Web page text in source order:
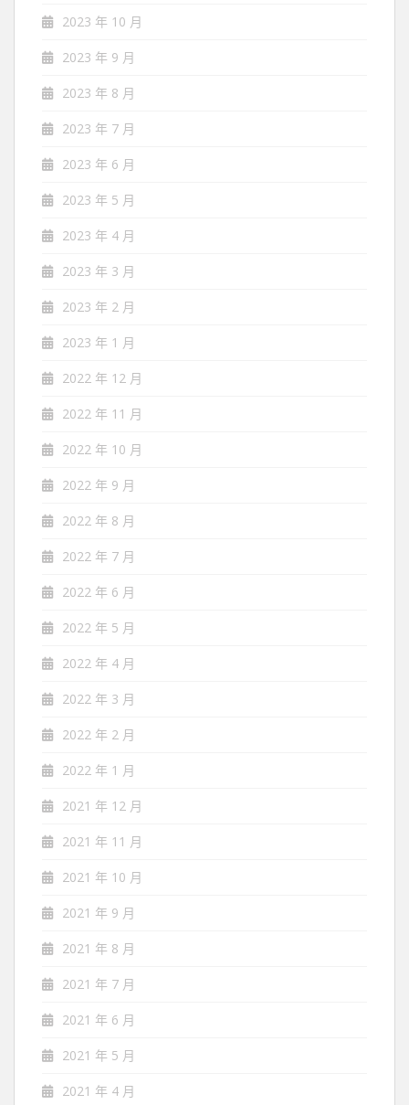
2023 年 10 月
2023 年 9 月
2023 年 8 月
2023 年 7 月
2023 年 6 月
2023 年 5 月
2023 年 4 月
2023 年 3 月
2023 年 2 月
2023 年 1 月
2022 年 12 月
2022 年 11 月
2022 年 10 月
2022 年 9 月
2022 年 8 月
2022 年 7 月
2022 年 6 月
2022 年 5 月
2022 年 4 月
2022 年 3 月
2022 年 2 月
2022 年 1 月
2021 年 12 月
2021 年 11 月
2021 年 10 月
2021 年 9 月
2021 年 8 月
2021 年 7 月
2021 年 6 月
2021 年 5 月
2021 年 4 月